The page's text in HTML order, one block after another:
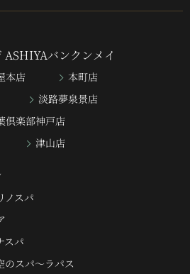
ASHIYAバンクンメイ
本店
本町店
淡路夢泉景店
倶楽部神戸店
津山店
ノスパ
スパ
のスパ〜ラパス